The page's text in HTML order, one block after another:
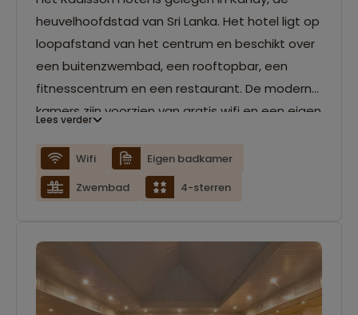
heuvelhoofdstad van Sri Lanka. Het hotel ligt op
loopafstand van het centrum en beschikt over
een buitenzwembad, een rooftopbar, een
fitnesscentrum en een restaurant. De moderne
kamers zijn voorzien van gratis wifi en een eigen
Lees verder
Wifi
Eigen badkamer
Zwembad
4-sterren